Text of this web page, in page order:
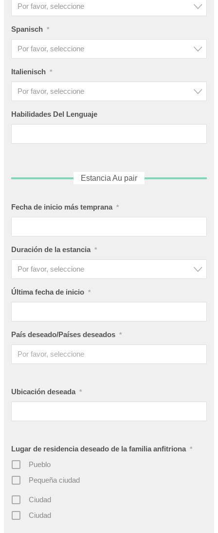
Por favor, seleccione
Spanisch *
Por favor, seleccione
Italienisch *
Por favor, seleccione
Habilidades Del Lenguaje
Estancia Au pair
Fecha de inicio más temprana *
Duración de la estancia *
Por favor, seleccione
Última fecha de inicio *
País deseado/Países deseados *
Ubicación deseada *
Lugar de residencia deseado de la familia anfitriona *
Pueblo
Pequeña ciudad
Ciudad
Ciudad